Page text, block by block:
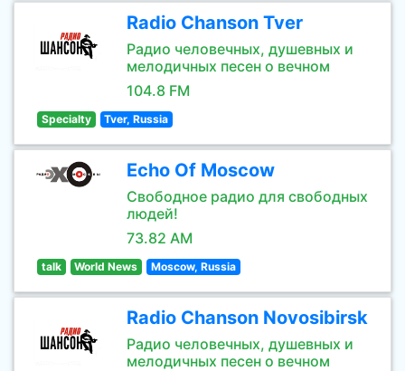
Radio Chanson Tver
Радио человечных, душевных и
мелодичных песен о вечном
104.8 FM
Specialty Tver, Russia
Echo Of Moscow
Свободное радио для свободных
людей!
73.82 AM
talk World News Moscow, Russia
Radio Chanson Novosibirsk
Радио человечных, душевных и
мелодичных песен о вечном